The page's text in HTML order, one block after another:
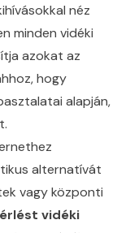
néz
minden vidéki
azokat az
hogy
alapján,
alternatívát
vagy központi
vidéki